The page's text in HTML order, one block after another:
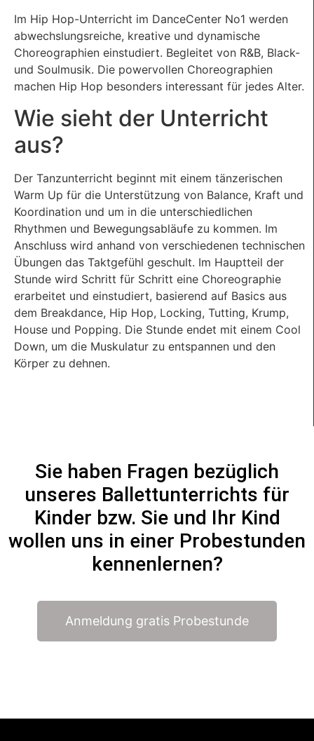
Im Hip Hop-Unterricht im DanceCenter No1 werden
abwechslungsreiche, kreative und dynamische
Choreographien einstudiert. Begleitet von R&B, Black-
und Soulmusik. Die powervollen Choreographien
machen Hip Hop besonders interessant für jedes Alter.
Wie sieht der Unterricht
aus?
Der Tanzunterricht beginnt mit einem tänzerischen
Warm Up für die Unterstützung von Balance, Kraft und
Koordination und um in die unterschiedlichen
Rhythmen und Bewegungsabläufe zu kommen. Im
Anschluss wird anhand von verschiedenen technischen
Übungen das Taktgefühl geschult. Im Hauptteil der
Stunde wird Schritt für Schritt eine Choreographie
erarbeitet und einstudiert, basierend auf Basics aus
dem Breakdance, Hip Hop, Locking, Tutting, Krump,
House und Popping. Die Stunde endet mit einem Cool
Down, um die Muskulatur zu entspannen und den
Körper zu dehnen.
Sie haben Fragen bezüglich
unseres Ballettunterrichts für
Kinder bzw. Sie und Ihr Kind
wollen uns in einer Probestunden
kennenlernen?
Anmeldung gratis Probestunde